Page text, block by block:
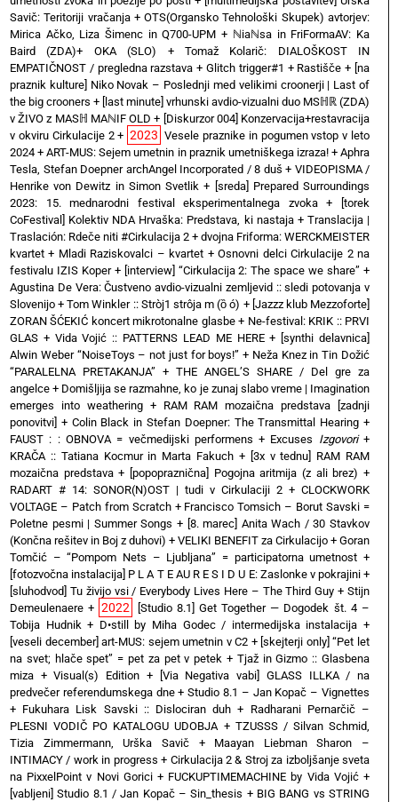
Savič: Teritoriji vračanja+OTS(Organsko Tehnološki Skupek) avtorjev:
Mirica Ačko, Liza Šimenc in Q700-UPM + ℕiaℕsa in FriFormaAV: Ka
Baird (ZDA)+ OKA (SLO) + Tomaž Kolarič: DIALOŠKOST IN
EMPATIČNOST / pregledna razstava +Glitch trigger#1 + Rastišče + [na
praznik kulture] Niko Novak – Poslednji med velikimi croonerji | Last of
the big crooners + [last minute] vrhunski avdio-vizualni duo MSℍℝ (ZDA)
v ŽIVO z MASℍ MAℕIF OLD + [Diskurzor 004] Konzervacija+restavracija
v okviru Cirkulacije 2+ 2023 Vesele praznike in pogumen vstop v leto
2024 +ART-MUS: Sejem umetnin in praznik umetniškega izraza!+Aphra
Tesla, Stefan Doepner archAngel Incorporated / 8 duš + VIDEOPISMA /
Henrike von Dewitz in Simon Svetlik + [sreda] Prepared Surroundings
2023: 15. mednarodni festival eksperimentalnega zvoka+
[torek
CoFestival] Kolektiv NDA Hrvaška: Predstava, ki nastaja+ Translacija |
Traslación: Rdeče niti #Cirkulacija 2 + dvojna Friforma: WERCKMEISTER
kvartet + Mladi Raziskovalci – kvartet +Osnovni delci Cirkulacije 2 na
festivalu IZIS Koper+ [interview] “Cirkulacija 2: The space we share” +
Agustina De Vera: Čustveno avdio-vizualni zemljevid :: sledi potovanja v
Slovenijo +Tom Winkler :: Stròj1 strôja m (ȍ ó) + [Jazzz klub Mezzoforte]
ZORAN ŠĆEKIĆ koncert mikrotonalne glasbe+ Ne-festival: KRIK :: PRVI
GLAS + Vida Vojić :: PATTERNS LEAD ME HERE+ [synthi delavnica]
Alwin Weber “NoiseToys – not just for boys!” + Neža Knez in Tin Dožić
“PARALELNA PRETAKANJA” + THE ANGEL’S SHARE / Del gre za
angelce + Domišljija se razmahne, ko je zunaj slabo vreme | Imagination
emerges into weathering+ RAM RAM mozaična predstava [zadnji
ponovitvi] + Colin Black in Stefan Doepner: The Transmittal Hearing +
FAUST : : OBNOVA = večmedijski performens + Excuses Izgovori+
KRAČA :: Tatiana Kocmur in Marta Fakuch + [3x v tednu] RAM RAM
mozaična predstava+ [popopraznična] Pogojna aritmija (z ali brez) +
RADART # 14: SONOR(N)OST | tudi v Cirkulaciji 2 + CLOCKWORK
VOLTAGE – Patch from Scratch+ Francisco Tomsich – Borut Savski =
Poletne pesmi | Summer Songs + [8. marec] Anita Wach / 30 Stavkov
(Končna rešitev in Boj z duhovi) + VELIKI BENEFIT za Cirkulacijo + Goran
Tomčić – “Pompom Nets – Ljubljana” = participatorna umetnost +
[fotozvočna instalacija] P L A T E AU R E S I D U E: Zaslonke v pokrajini+
[sluhodvod] Tu živijo vsi / Everybody Lives Here – The Third Guy + Stijn
Demeulenaere + 2022
[Studio 8.1] Get Together — Dogodek št. 4 –
Tobija Hudnik + D•still by Miha Godec / intermedijska instalacija +
[veseli december] art-MUS: sejem umetnin v C2 + [skejterji only] “Pet let
na svet; hlače spet” = pet za pet v petek + Tjaž in Gizmo :: Glasbena
miza + Visual(s) Edition +
[Via Negativa vabi] GLASS ILLKA / na
predvečer referendumskega dne+Studio 8.1 – Jan Kopač – Vignettes
+ Fukuhara Lisk Savski :: Dislociran duh + Radharani Pernarčič –
PLESNI VODIČ PO KATALOGU UDOBJA + TZUSSS / Silvan Schmid,
Tizia Zimmermann, Urška Savič+ Maayan Liebman Sharon –
INTIMACY / work in progress + Cirkulacija 2 & Stroj za izboljšanje sveta
na PixxelPoint v Novi Gorici+ FUCKUPTIMEMACHINE by Vida Vojić+
[vabljeni] Studio 8.1 / Jan Kopač – Sin_thesis + BIG BANG vs STRING